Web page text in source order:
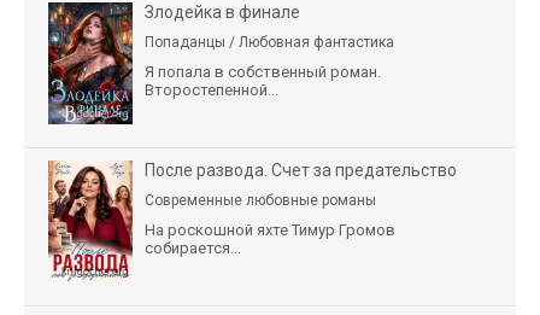
Злодейка в финале
Попаданцы / Любовная фантастика
Я попала в собственный роман.
Второстепенной...
После развода. Счет за предательство
Современные любовные романы
На роскошной яхте Тимур Громов
собирается...